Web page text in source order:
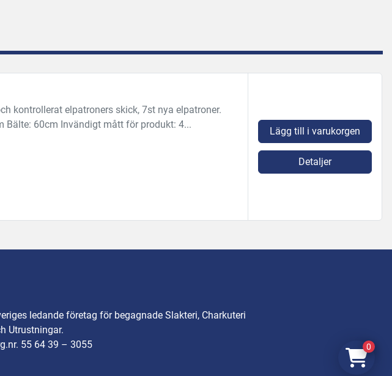
kontrollerat elpatroners skick, 7st nya elpatroner.
60cm Invändigt mått för produkt: 4...
Lägg till i varukorgen
Detaljer
ledande företag för begagnade Slakteri, Charkuteri
Utrustningar.
55 64 39 – 3055
0